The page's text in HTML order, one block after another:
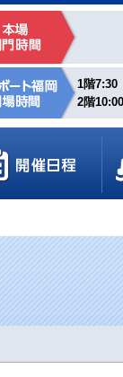
1階7:30
2階10:00